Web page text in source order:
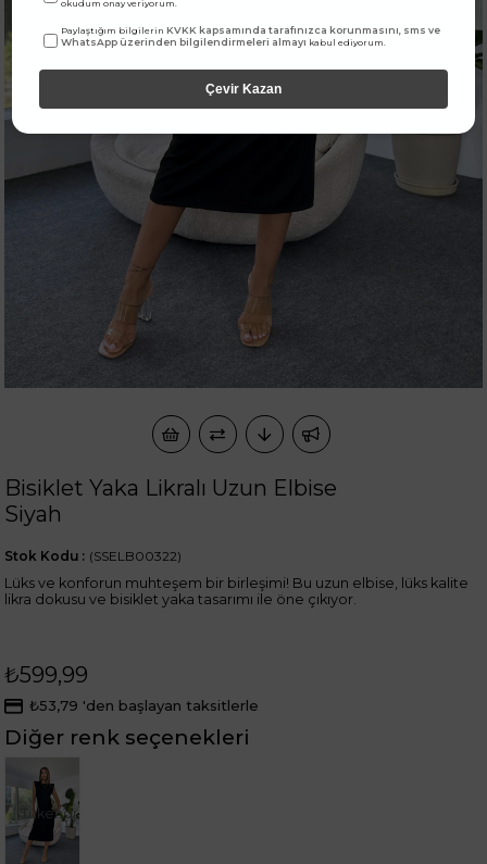
Bisiklet Yaka Likralı Uzun Elbise
Siyah
(SSELB00322)
Stok Kodu
Lüks ve konforun muhteşem bir birleşimi! Bu uzun elbise, lüks kalite
likra dokusu ve bisiklet yaka tasarımı ile öne çıkıyor.
₺599,99
₺53,79 'den başlayan taksitlerle
Diğer renk seçenekleri
Tükendi
okudum onay veriyorum.
Paylaştığım bilgilerinKVKK kapsamında tarafınızca korunmasını, sms ve
WhatsApp üzerinden bilgilendirmeleri almayı kabul ediyorum.
Çevir Kazan